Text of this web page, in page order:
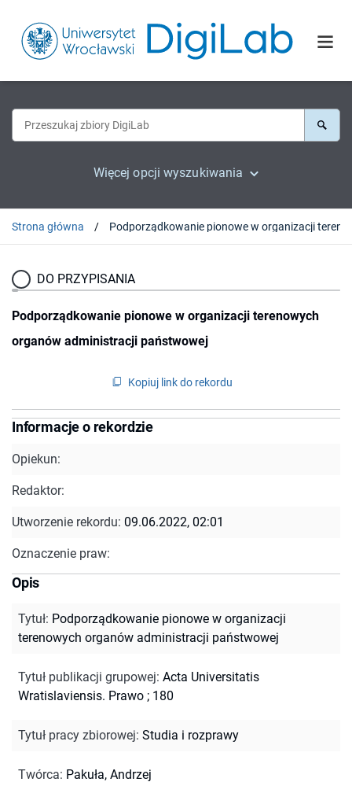
Więcej opcji wyszukiwania
Strona główna
DO PRZYPISANIA
Podporządkowanie pionowe w organizacji terenowych
organów administracji państwowej
Kopiuj link do rekordu
Informacje o rekordzie
Opiekun:
Redaktor:
Utworzenie rekordu: 09.06.2022, 02:01
Oznaczenie praw:
Opis
Tytuł: Podporządkowanie pionowe w organizacji
terenowych organów administracji państwowej
Tytuł publikacji grupowej: Acta Universitatis
Wratislaviensis. Prawo ; 180
Tytuł pracy zbiorowej: Studia i rozprawy
Twórca: Pakuła, Andrzej